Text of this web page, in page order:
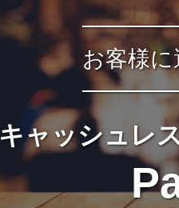
お客様
キャッシュレ